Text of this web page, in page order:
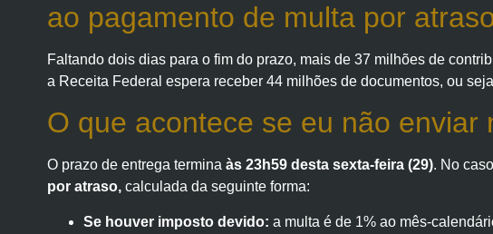
ao pagamento de multa por
Faltando dois dias para o fim do prazo, mais de 37 milhões de
a Receita Federal espera receber 44 milhões de documentos, ou
O que acontece se eu não enviar
O prazo de entrega termina às 23h59 desta sexta-feira (29). No
por atraso, calculada da seguinte forma:
Se houver imposto devido: a multa é de 1% ao mês-